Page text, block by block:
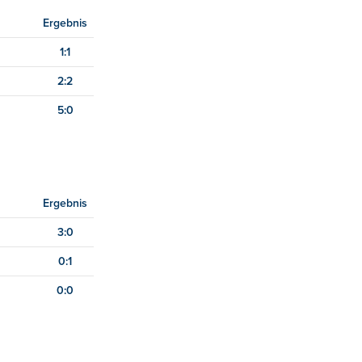
Ergebnis
1:1
2:2
5:0
Ergebnis
3:0
0:1
0:0